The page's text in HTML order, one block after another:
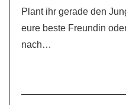
Plant ihr gerade den
eure beste Freundin
nach…